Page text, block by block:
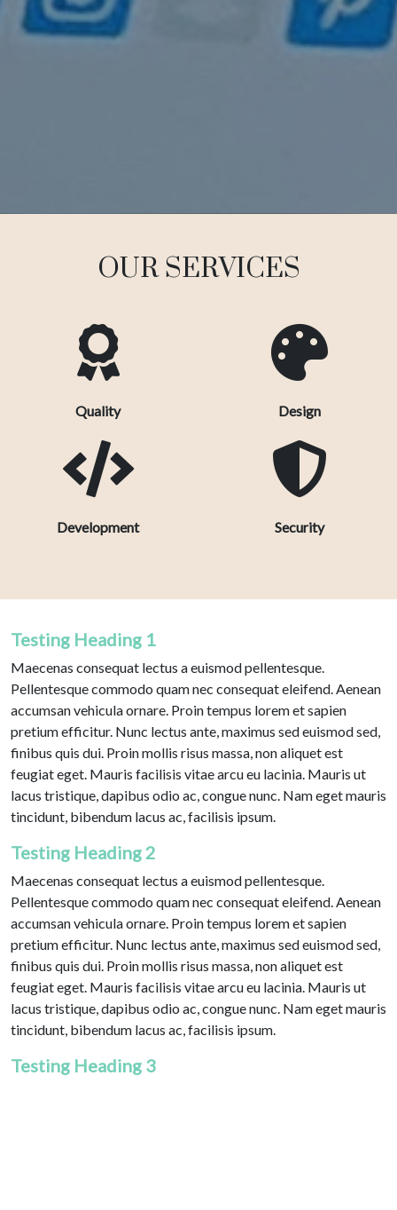
OUR SERVICES
Quality Design
Development Security
Testing Heading 1
Maecenas consequat lectus a euismod pellentesque.
Pellentesque commodo quam nec consequat eleifend. Aenean
accumsan vehicula ornare. Proin tempus lorem et sapien
pretium efficitur. Nunc lectus ante, maximus sed euismod sed,
finibus quis dui. Proin mollis risus massa, non aliquet est
feugiat eget. Mauris facilisis vitae arcu eu lacinia. Mauris ut
lacus tristique, dapibus odio ac, congue nunc. Nam eget mauris
tincidunt, bibendum lacus ac, facilisis ipsum.
Testing Heading 2
Maecenas consequat lectus a euismod pellentesque.
Pellentesque commodo quam nec consequat eleifend. Aenean
accumsan vehicula ornare. Proin tempus lorem et sapien
pretium efficitur. Nunc lectus ante, maximus sed euismod sed,
finibus quis dui. Proin mollis risus massa, non aliquet est
feugiat eget. Mauris facilisis vitae arcu eu lacinia. Mauris ut
lacus tristique, dapibus odio ac, congue nunc. Nam eget mauris
tincidunt, bibendum lacus ac, facilisis ipsum.
Testing Heading 3